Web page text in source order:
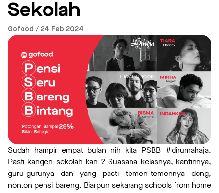
Sekolah
Gofood / 24 Feb 2024
Sudah hampir empat bulan nih kita PSBB #dirumahaja.
Pasti kangen sekolah kan ? Suasana kelasnya, kantinnya,
guru-gurunya dan yang pasti temen-temennya dong,
nonton pensi bareng. Biarpun sekarang schools from home